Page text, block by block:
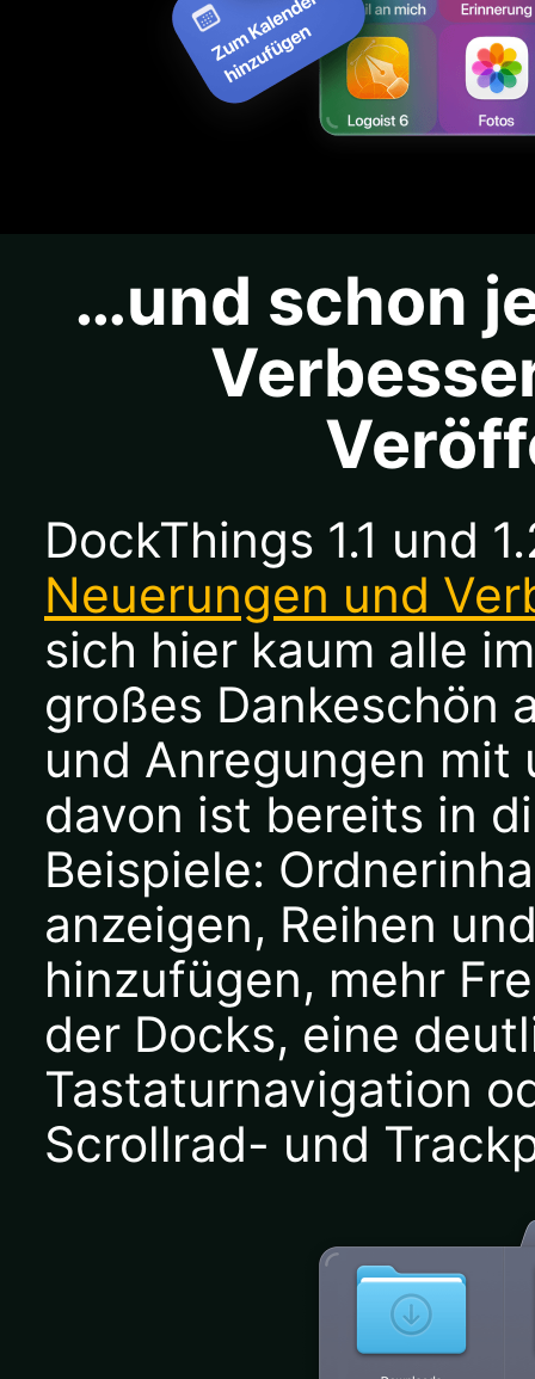
…und schon
DockThings 1.1 und
Neuerungen und
sich hier kaum alle
großes Dankeschön
und Anregungen mit
davon ist bereits in
Beispiele:
anzeigen, Reihen
hinzufügen, mehr
der Docks, eine
Tastaturnavigation
Scrollrad- und